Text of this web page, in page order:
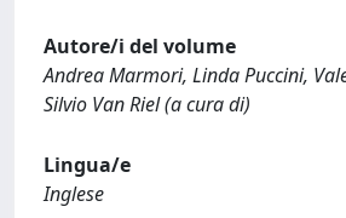
Autore/i del volume
Andrea Marmori, Linda Puccini,
Silvio Van Riel (a cura di)
Lingua/e
Inglese